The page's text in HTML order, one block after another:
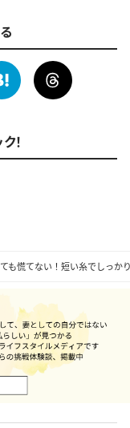
も慌てない！短い糸でしっか
！